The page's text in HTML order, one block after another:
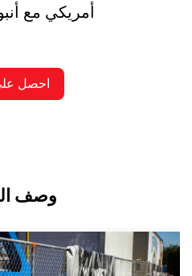
أمريكي مع
احصل على
وصف